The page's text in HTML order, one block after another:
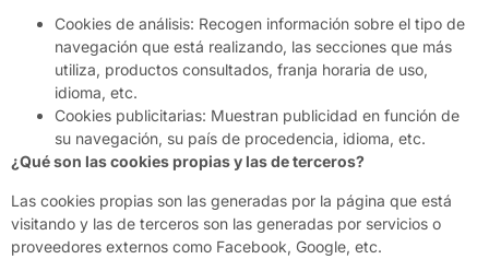
Cookies de análisis: Recogen información sobre el tipo de
navegación que está realizando, las secciones que más
utiliza, productos consultados, franja horaria de uso,
idioma, etc.
Cookies publicitarias: Muestran publicidad en función de
su navegación, su país de procedencia, idioma, etc.
¿Qué son las cookies propias y las de terceros?
Las cookies propias son las generadas por la página que está
visitando y las de terceros son las generadas por servicios o
proveedores externos como Facebook, Google, etc.